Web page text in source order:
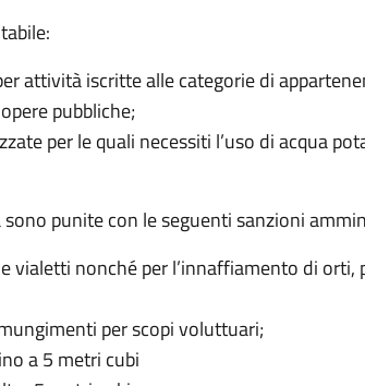
attività iscritte alle categorie di
pubbliche;
per le quali necessiti l’uso di acqua
punite con le seguenti sanzioni
vialetti nonché per l’innaffiamento di orti,
per scopi voluttuari;
a 5 metri cubi